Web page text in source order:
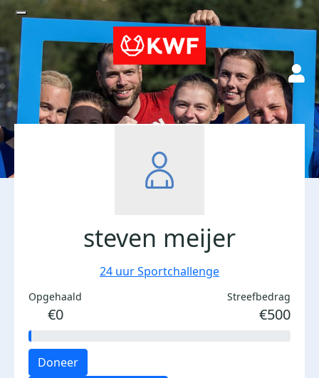
steven meijer
24 uur Sportchallenge
Opgehaald
€0
Streefbedrag
€500
Doneer